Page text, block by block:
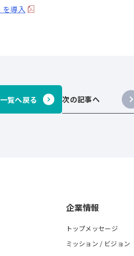
を導入
覧へ戻る 次の記事へ
企業情報
トップメッセージ
ミッション / ビジョン